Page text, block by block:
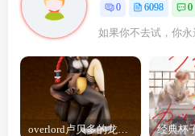
0 6098 0
如果你不去试，你
overlord卢贝多的龙王谁厉害 「Overlord」露普斯蕾琪娜·贝塔手办开订